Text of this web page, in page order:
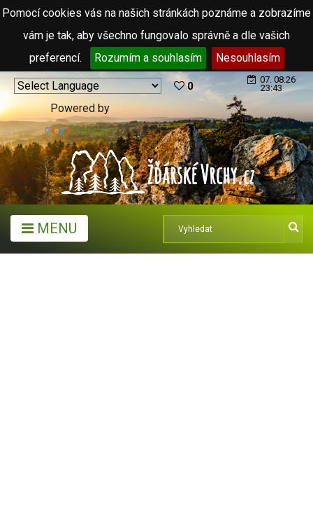
Pomocí cookies vás na našich stránkách poznáme a zobrazíme
vám je tak, aby všechno fungovalo správně a dle vašich
preferencí.
Rozumím a souhlasím Nesouhlasím
Powered by
Translate
0
07. 08.26
23:43
MENU